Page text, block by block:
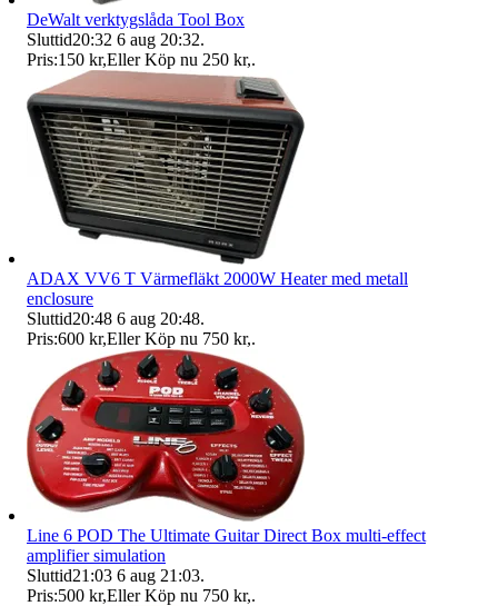
DeWalt verktygslåda Tool Box
Sluttid20:32 6 aug 20:32.
Pris:150 kr,Eller Köp nu 250 kr,.
ADAX VV6 T Värmefläkt 2000W Heater med metall
enclosure
Sluttid20:48 6 aug 20:48.
Pris:600 kr,Eller Köp nu 750 kr,.
Line 6 POD The Ultimate Guitar Direct Box multi-effect
amplifier simulation
Sluttid21:03 6 aug 21:03.
Pris:500 kr,Eller Köp nu 750 kr,.